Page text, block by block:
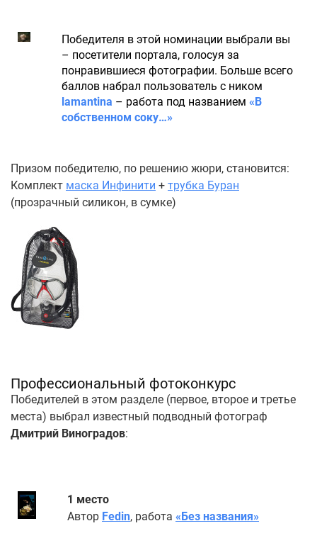
Победителя в этой номинации выбрали вы
– посетители портала, голосуя за
понравившиеся фотографии. Больше всего
баллов набрал пользователь с ником
lamantina – работа под названием «В
собственном соку…»
Призом победителю, по решению жюри, становится:
Комплект маска Инфинити + трубка Буран
(прозрачный силикон, в сумке)
Профессиональный фотоконкурс
Победителей в этом разделе (первое, второе и третье
места) выбрал известный подводный фотограф
Дмитрий Виноградов:
1 место
Автор Fedin, работа «Без названия»